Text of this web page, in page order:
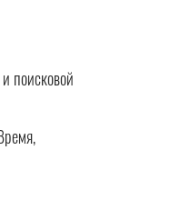
поисковой